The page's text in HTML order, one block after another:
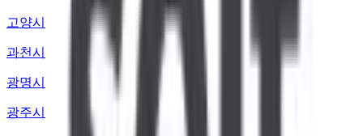
고양시
과천시
광명시
광주시